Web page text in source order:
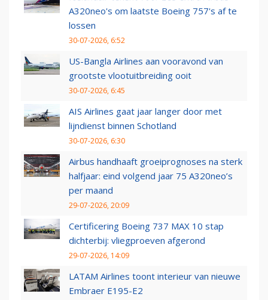
A320neo's om laatste Boeing 757's af te
lossen
30-07-2026, 6:52
US-Bangla Airlines aan vooravond van
grootste vlootuitbreiding ooit
30-07-2026, 6:45
AIS Airlines gaat jaar langer door met
lijndienst binnen Schotland
30-07-2026, 6:30
Airbus handhaaft groeiprognoses na sterk
halfjaar: eind volgend jaar 75 A320neo’s
per maand
29-07-2026, 20:09
Certificering Boeing 737 MAX 10 stap
dichterbij: vliegproeven afgerond
29-07-2026, 14:09
LATAM Airlines toont interieur van nieuwe
Embraer E195-E2